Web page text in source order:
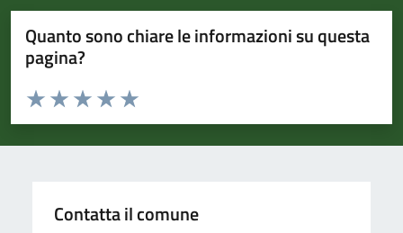
Quanto sono chiare le informazioni su questa
pagina?
Valuta da 1 a 5 stelle la pagina
Valuta 5 stelle su 5
Valuta 4 stelle su 5
Valuta 3 stelle su 5
Valuta 2 stelle su 5
Valuta 1 stelle su 5
Contatta il comune